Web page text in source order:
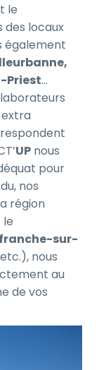
le
des locaux
également
Priest…
UP nous
pour
nos
région
le
sur-
etc.), nous
au
de vos